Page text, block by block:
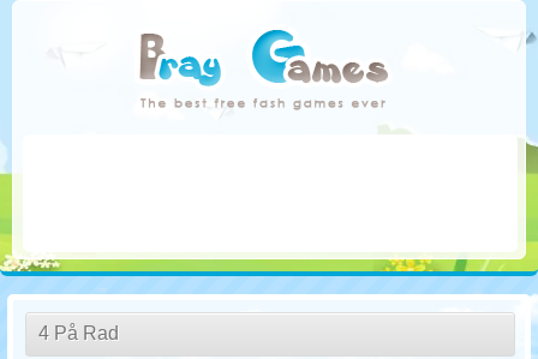
4 På Rad